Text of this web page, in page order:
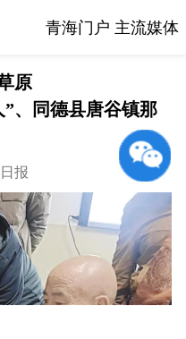
青海门户 主流媒体
原
、同德县唐谷镇那
报